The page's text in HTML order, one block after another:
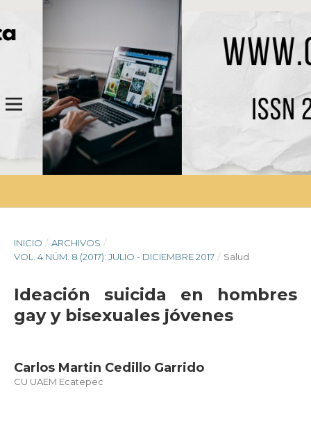
INICIO / ARCHIVOS /
VOL. 4 NÚM. 8 (2017): JULIO - DICIEMBRE 2017 / Salud
Ideación suicida en hombres
gay y bisexuales jóvenes
Carlos Martin Cedillo Garrido
CU UAEM Ecatepec